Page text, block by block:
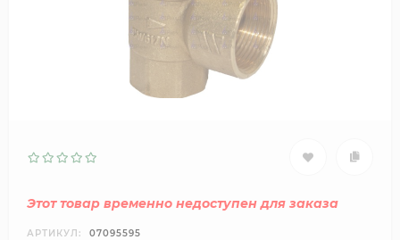
Этот товар временно недоступен для заказа
АРТИКУЛ: 07095595